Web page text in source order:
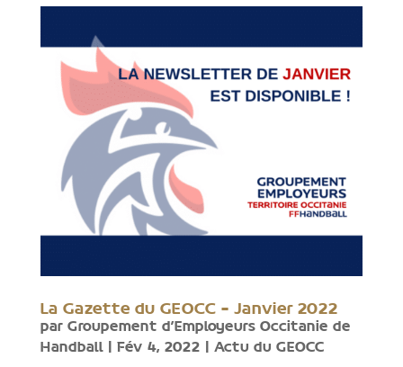
La Gazette du GEOCC – Janvier 2022
par Groupement d'Employeurs Occitanie de
Handball| Fév 4, 2022 Actu du GEOCC